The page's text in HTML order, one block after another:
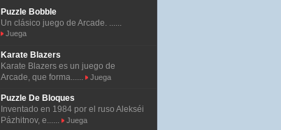
Puzzle Bobble
Un clásico juego de Arcade. ......
Juega
Karate Blazers
Karate Blazers es un juego de
Arcade, que forma......
Juega
Puzzle De Bloques
Inventado en 1984 por el ruso Alekséi
Pázhitnov, e......
Juega